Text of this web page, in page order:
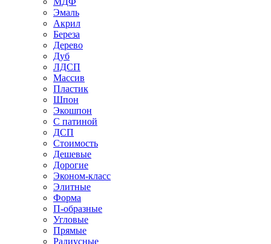
Эмаль
Акрил
Береза
Дерево
Дуб
ЛДСП
Массив
Пластик
Шпон
Экошпон
С патиной
ДСП
Стоимость
Дешевые
Дорогие
Эконом-класс
Элитные
Форма
П-образные
Угловые
Прямые
Радиусные